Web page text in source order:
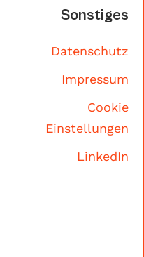
Sonstiges
Datenschutz
Impressum
Cookie
Einstellungen
LinkedIn